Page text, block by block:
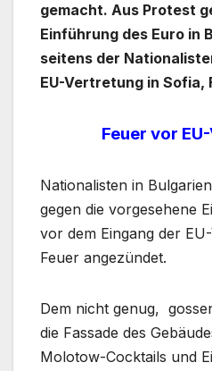
gemacht. Aus Protest
Einführung des Euro in
seitens der
EU-Vertretung in Sofia,
Feuer vor
Nationalisten in
gegen die vorgesehene
vor dem Eingang der
Feuer angezündet.
Dem nicht genug,
die Fassade des
Molotow-Cocktails und